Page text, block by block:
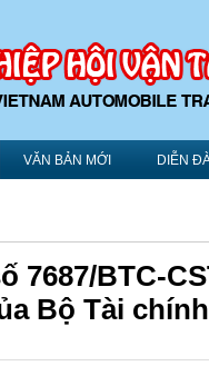
VĂN BẢN MỚI DIỄN
7687/BTC-
Bộ Tài chính